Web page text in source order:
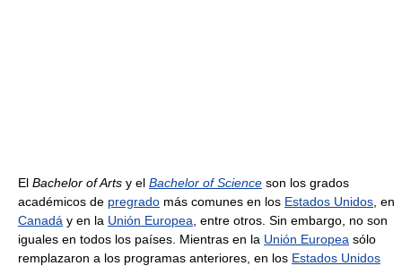
El Bachelor of Arts y el Bachelor of Science son los grados
académicos de pregrado más comunes en los Estados Unidos , en
Canadá y en la Unión Europea , entre otros. Sin embargo, no son
iguales en todos los países. Mientras en la Unión Europea sólo
remplazaron a los programas anteriores, en los Estados Unidos